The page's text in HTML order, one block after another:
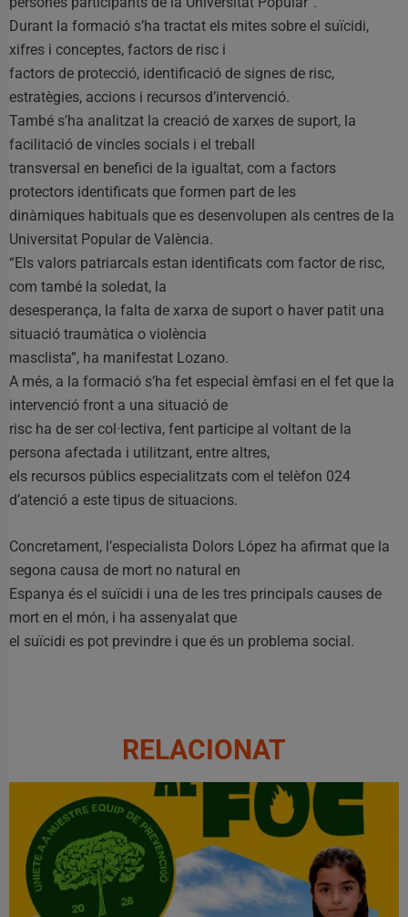
Durant la formació s’ha tractat els mites sobre el suïcidi,
xifres i conceptes, factors de risc i
factors de protecció, identificació de signes de risc,
estratègies, accions i recursos d’intervenció.
També s’ha analitzat la creació de xarxes de suport, la
facilitació de vincles socials i el treball
transversal en benefici de la igualtat, com a factors
protectors identificats que formen part de les
dinàmiques habituals que es desenvolupen als centres de la
Universitat Popular de València.
“Els valors patriarcals estan identificats com factor de risc,
com també la soledat, la
desesperança, la falta de xarxa de suport o haver patit una
situació traumàtica o violència
masclista”, ha manifestat Lozano.
A més, a la formació s’ha fet especial èmfasi en el fet que la
intervenció front a una situació de
risc ha de ser col·lectiva, fent participe al voltant de la
persona afectada i utilitzant, entre altres,
els recursos públics especialitzats com el telèfon 024
d’atenció a este tipus de situacions.
Concretament, l’especialista Dolors López ha afirmat que la
segona causa de mort no natural en
Espanya és el suïcidi i una de les tres principals causes de
mort en el món, i ha assenyalat que
el suïcidi es pot previndre i que és un problema social.
RELACIONAT